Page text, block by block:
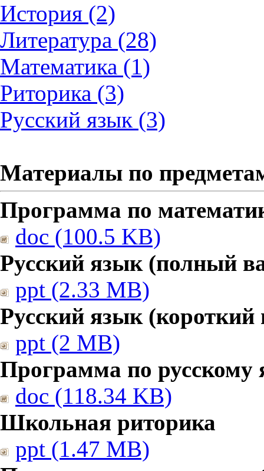
История (2)
Литература (28)
Математика (1)
Риторика (3)
Русский язык (3)
Материалы по
Программа по
doc (100.5 KB)
Русский язык (полный
ppt (2.33 MB)
Русский язык (короткий
ppt (2 MB)
Программа по русскому
doc (118.34 KB)
Школьная риторика
ppt (1.47 MB)